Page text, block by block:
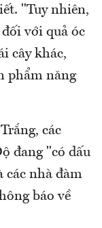
"Tuy nhiên,
với quả óc
cây khác,
phẩm năng
các
đang "có dấu
các nhà đàm
báo về